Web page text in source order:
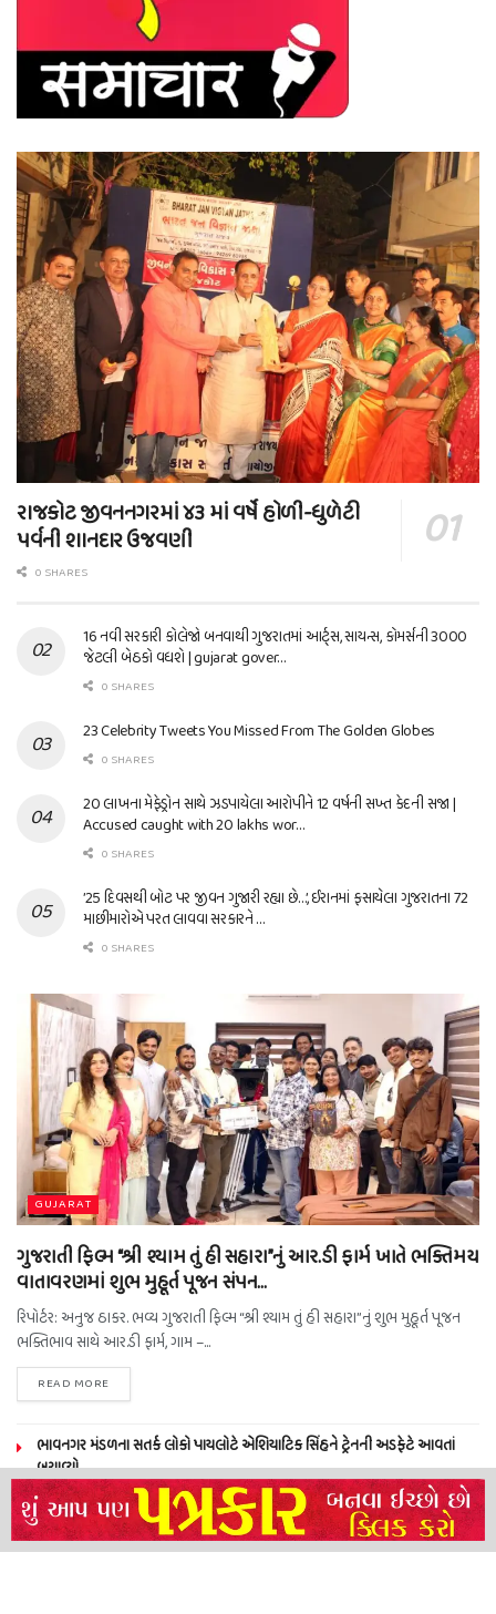
રાજકોટ જીવનનગરમાં ૪૩ માં વર્ષે હોળી-ધુળેટી
પર્વની શાનદાર ઉજવણી
0 SHARES
16 નવી સરકારી કોલેજો બનવાથી ગુજરાતમાં આર્ટ્સ, સાયન્સ, કોમર્સની 3000
જેટલી બેઠકો વધશે | gujarat gover…
0 SHARES
23 Celebrity Tweets You Missed From The Golden Globes
0 SHARES
20 લાખના મેફેડ્રોન સાથે ઝડપાયેલા આરોપીને 12 વર્ષની સખ્ત કેદની સજા |
Accused caught with 20 lakhs wor…
0 SHARES
’25 દિવસથી બોટ પર જીવન ગુજારી રહ્યા છે…’, ઈરાનમાં ફસાયેલા ગુજરાતના 72
માછીમારોએ પરત લાવવા સરકારને …
0 SHARES
GUJARAT
ગુજરાતી ફિલ્મ “શ્રી શ્યામ તું હી સહારા”નું આર.ડી ફાર્મ ખાતે ભક્તિમય
વાતાવરણમાં શુભ મુહૂર્ત પૂજન સંપન…
રિપોર્ટર: અનુજ ઠાકર. ભવ્ય ગુજરાતી ફિલ્મ “શ્રી શ્યામ તું હી સહારા”નું શુભ મુહૂર્ત પૂજન
ભક્તિભાવ સાથે આર.ડી ફાર્મ, ગામ –...
READ MORE
ભાવનગર મંડળના સતર્ક લોકો પાયલોટે એશિયાટિક સિંહને ટ્રેનની અડફેટે આવતાં
બચાવ્યો
NEERAJ TIWARI’S ACTION FRANCHISE ROLLS WITH TIGER SHROFF,
REMO D’SOUZA AND A POWER-PACKED ENSEMBLE
ધારી પત્રકાર સંઘ – અમરેલી બ્રોડગેજ કમેટી દ્વારા જીલ્લા કલેકટર ને આવેદનપત્ર